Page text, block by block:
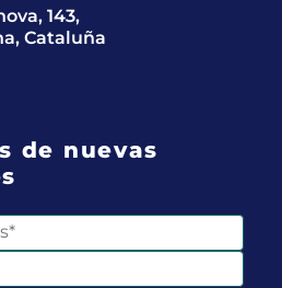
143,
Cataluña
de nuevas